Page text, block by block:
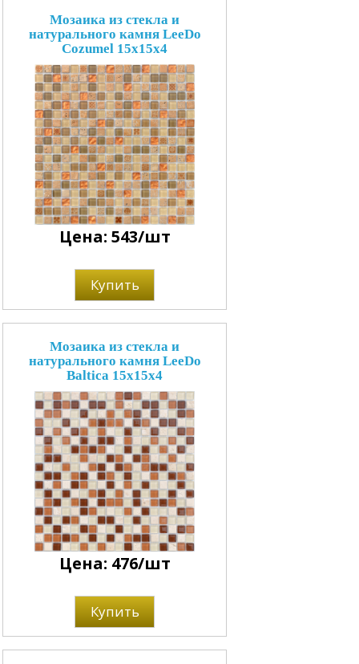
Мозаика из стекла и
натурального камня LeeDo
Cozumel 15x15x4
Цена: 543/шт
Купить
Мозаика из стекла и
натурального камня LeeDo
Baltica 15x15x4
Цена: 476/шт
Купить